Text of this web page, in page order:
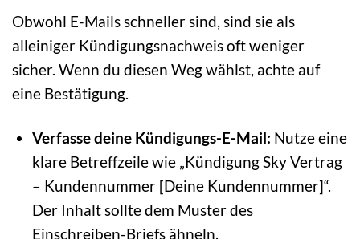
Obwohl E-Mails schneller sind, sind sie als
alleiniger Kündigungsnachweis oft weniger
sicher. Wenn du diesen Weg wählst, achte auf
eine Bestätigung.
Verfasse deine Kündigungs-E-Mail: Nutze eine
klare Betreffzeile wie „Kündigung Sky Vertrag
– Kundennummer [Deine Kundennummer]“.
Der Inhalt sollte dem Muster des
Einschreiben-Briefs ähneln.